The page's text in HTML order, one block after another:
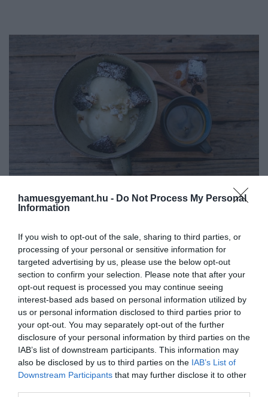
hamuesgyemant.hu - Do Not Process My Personal
Information
If you wish to opt-out of the sale, sharing to third parties, or
processing of your personal or sensitive information for
targeted advertising by us, please use the below opt-out
section to confirm your selection. Please note that after your
opt-out request is processed you may continue seeing
interest-based ads based on personal information utilized by
us or personal information disclosed to third parties prior to
your opt-out. You may separately opt-out of the further
disclosure of your personal information by third parties on the
IAB’s list of downstream participants. This information may
also be disclosed by us to third parties on the IAB’s List of
Downstream Participants that may further disclose it to other
Illusztráció
Fotó:Pasteliz/Shutterstock
Hozzávalók körülbelül 6 adaghoz:
4 tojássárgája
150 g cukor
250 ml zsíros tej
250 ml tejszín
120 ml erős kávé vagy eszpresszó